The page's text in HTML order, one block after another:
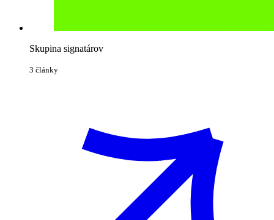
Skupina signatárov
3 články